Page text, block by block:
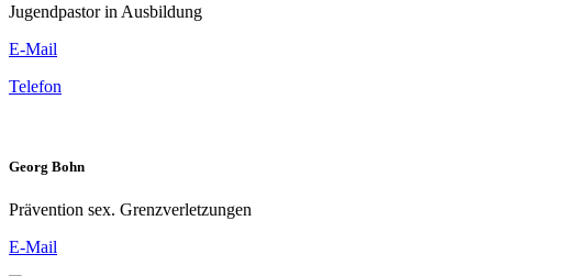
Jugendpastor in Ausbildung
E-Mail
Telefon
Georg Bohn
Prävention sex. Grenzverletzungen
E-Mail